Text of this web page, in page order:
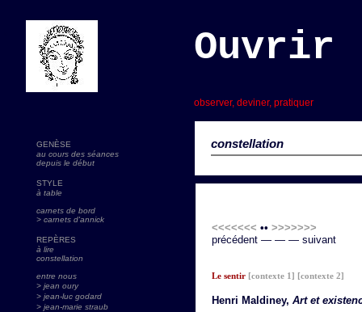
constellation
observer, deviner, pratiquer
GENÈSE
au cours des séances
depuis le début
STYLE
à table
carnets de bord
> carnets d'annick
REPÈRES
à lire
constellation
entre nous
> jean oury
> jean-luc godard
> jean-marie straub
<<<<<<< •• >>>>>>>
précédent — — — suivant
Le sentir [contexte 1] [contexte 2]
Henri Maldiney, Art et
Ouvrir